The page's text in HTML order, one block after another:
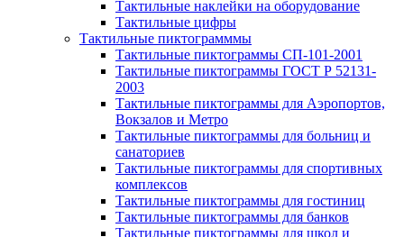
Тактильные наклейки на оборудование
Тактильные цифры
Тактильные пиктограмммы
Тактильные пиктограммы СП-101-2001
Тактильные пиктограммы ГОСТ Р 52131-
2003
Тактильные пиктограммы для Аэропортов,
Вокзалов и Метро
Тактильные пиктограммы для больниц и
санаториев
Тактильные пиктограммы для спортивных
комплексов
Тактильные пиктограммы для гостиниц
Тактильные пиктограммы для банков
Тактильные пиктограммы для школ и